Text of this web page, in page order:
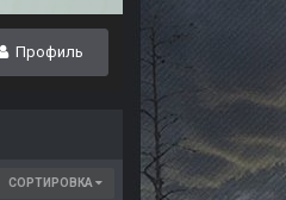
Профиль
СОРТИРОВКА